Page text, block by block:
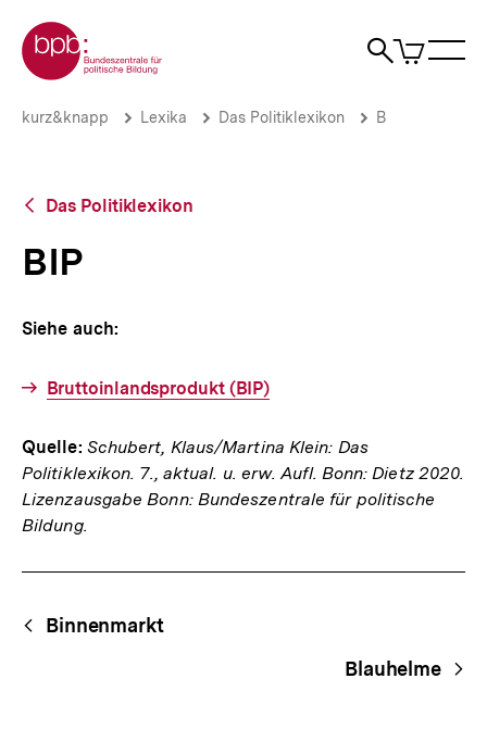
zum
Seiteninhalt
springen
Zur Startseite der bpb
Suche
Artikel
im
BIPBrotkrümelnavigation
Pfadnavigation
kurz&knapp Lexika Das Politiklexikon B
Zurück
Übersicht
Das Politiklexikon
BIP
Siehe auch:
Bruttoinlandsprodukt (BIP)
Quelle: Schubert, Klaus/Martina Klein: Das
Politiklexikon. 7., aktual. u. erw. Aufl. Bonn: Dietz 2020.
Lizenzausgabe Bonn: Bundeszentrale für politische
Bildung.
Begriffsnavigation
Content-
Navigation
Binnenmarkt
Blauhelme